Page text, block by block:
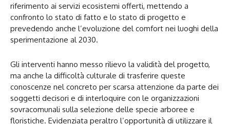
riferimento ai servizi ecosistemi offerti, mettendo a
confronto lo stato di fatto e lo stato di progetto e
prevedendo anche l’evoluzione del comfort nei luoghi della
sperimentazione al 2030.
Gli interventi hanno messo rilievo la validità del progetto,
ma anche la difficoltà culturale di trasferire queste
conoscenze nel concreto per scarsa attenzione da parte dei
soggetti decisori e di interloquire con le organizzazioni
sovracomunali sulla selezione delle specie arboree e
floristiche. Evidenziata peraltro l’opportunità di utilizzare il